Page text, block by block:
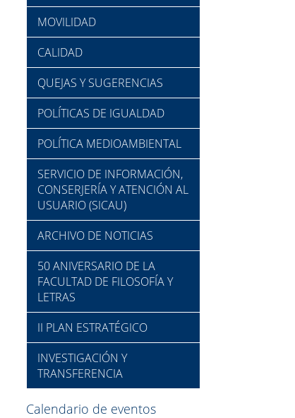
MOVILIDAD
CALIDAD
QUEJAS Y SUGERENCIAS
POLÍTICAS DE IGUALDAD
POLÍTICA MEDIOAMBIENTAL
SERVICIO DE INFORMACIÓN,
CONSERJERÍA Y ATENCIÓN AL
USUARIO (SICAU)
ARCHIVO DE NOTICIAS
50 ANIVERSARIO DE LA
FACULTAD DE FILOSOFÍA Y
LETRAS
II PLAN ESTRATÉGICO
INVESTIGACIÓN Y
TRANSFERENCIA
Calendario de eventos